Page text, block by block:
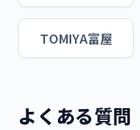
TOMIYA富屋
よくある質問